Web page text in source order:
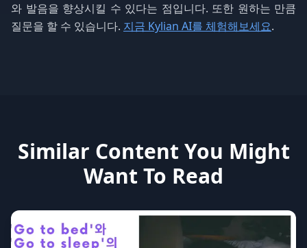
와 발음을 향상시킬 수 있다는 점입니다. 또한 원하는 만큼
질문을 할 수 있습니다. 지금 Kylian AI를 체험해보세요.
Similar Content You Might
Want To Read